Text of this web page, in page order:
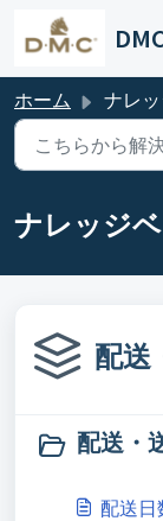
メインコンテン
ホーム ナレ
ナレッジ
配送
配送・
配送日